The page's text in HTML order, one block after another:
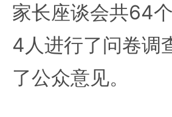
家长座谈会共64
4人进行了问卷调
了公众意见。